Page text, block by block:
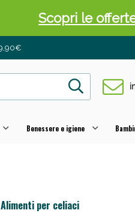
Benessere e igiene
Alimenti per celiaci
Scopri le
Piatta: Sconti